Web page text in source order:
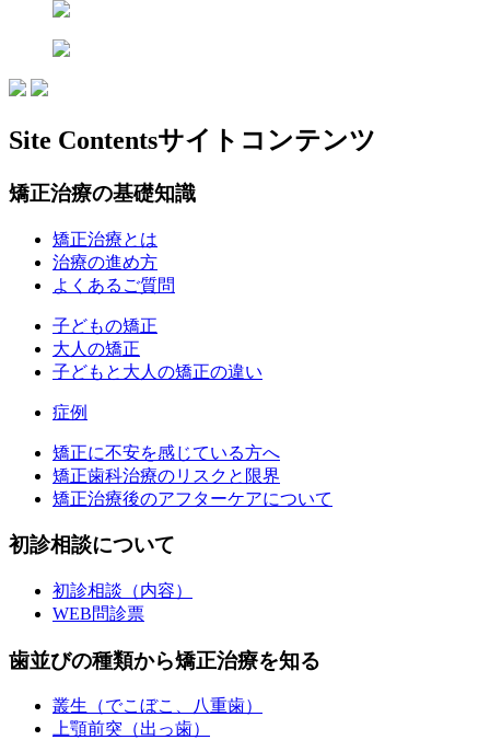
Site Contentsサイトコンテンツ
矯正治療の基礎知識
矯正治療とは
治療の進め方
よくあるご質問
子どもの矯正
大人の矯正
子どもと大人の矯正の違い
症例
矯正に不安を感じている方へ
矯正歯科治療のリスクと限界
矯正治療後のアフターケアについて
初診相談について
初診相談（内容）
WEB問診票
歯並びの種類から矯正治療を知る
叢生（でこぼこ、八重歯）
上顎前突（出っ歯）